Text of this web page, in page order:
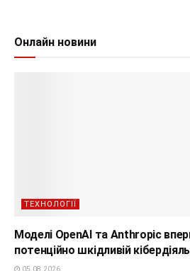
Онлайн новини
ТЕХНОЛОГІЇ
Моделі OpenAI та Anthropic
потенційно шкідливій
05.08.2026